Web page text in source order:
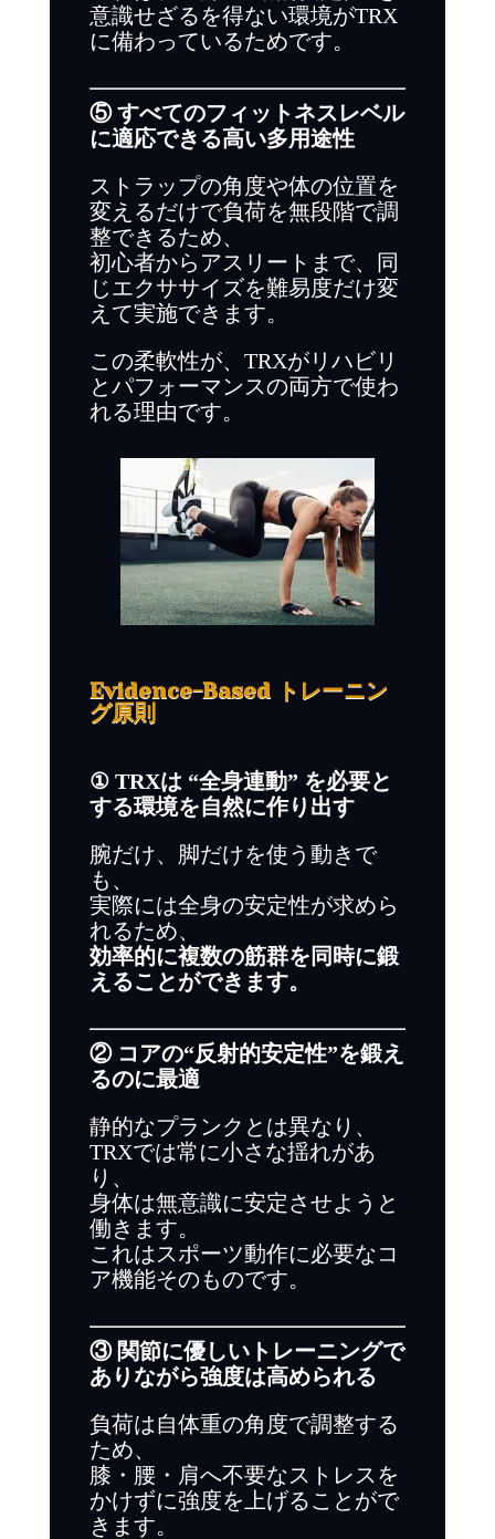
意識せざるを得ない環境がTRX
に備わっているためです。
⑤ すべてのフィットネスレベル
に適応できる高い多用途性
ストラップの角度や体の位置を
変えるだけで負荷を無段階で調
整できるため、
初心者からアスリートまで、同
じエクササイズを難易度だけ変
えて実施できます。
この柔軟性が、TRXがリハビリ
とパフォーマンスの両方で使わ
れる理由です。
Evidence-Based トレーニン
グ原則
① TRXは “全身連動” を必要と
する環境を自然に作り出す
腕だけ、脚だけを使う動きで
も、
実際には全身の安定性が求めら
れるため、
効率的に複数の筋群を同時に鍛
えることができます。
② コアの“反射的安定性”を鍛え
るのに最適
静的なプランクとは異なり、
TRXでは常に小さな揺れがあ
り、
身体は無意識に安定させようと
働きます。
これはスポーツ動作に必要なコ
ア機能そのものです。
③ 関節に優しいトレーニングで
ありながら強度は高められる
負荷は自体重の角度で調整する
ため、
膝・腰・肩へ不要なストレスを
かけずに強度を上げることがで
きます。